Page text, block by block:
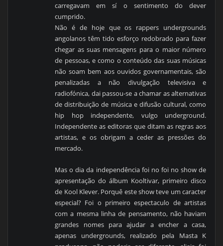
carregavam em sí o sentimento do dever
cumprido.
Não é de hoje que os rappers undergrounds
angolanos têm tido esforço redobrado para fazer
chegar as suas mensagens para o maior número
de pessoas, e como o conteúdo das suas músicas
não soam bem aos ouvidos governamentais, são
penalizadas a não divulgação televisiva e
radiofónica, dai passou-se a chamar as alternativas
de distribuição de música e difusão cultural, como
hip hop independente, vulgo underground.
Independente as editoras que ditam as regras aos
artistas, e os obrigam a ceder as pressões do
mercado.
Mas o dia da independência foi no foi no show de
apresentação do álbum Kooltivar, primeiro disco
de Kool Klever. Porquê este show teve um caracter
especial? Foi o primeiro espectaculo de artistas
com a mesma linha de pensamento, não haviam
grandes nomes para ajudar a encher a casa,
apenas undergrounds, realizado pela Masta K